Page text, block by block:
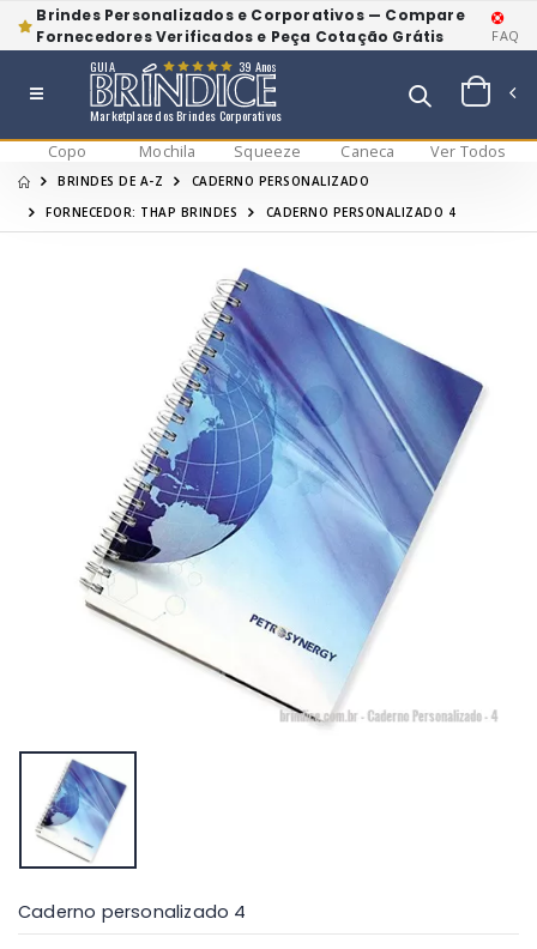
Brindes Personalizados e Corporativos — Compare
Fornecedores Verificados e Peça Cotação Grátis
FAQ
Marketplace dos Brindes Corporativos
GUIA 39 Anos
Copo Mochila Squeeze Caneca Ver Todos
BRINDES DE A-Z
CADERNO PERSONALIZADO
FORNECEDOR: THAP BRINDES
CADERNO PERSONALIZADO 4
Caderno personalizado 4